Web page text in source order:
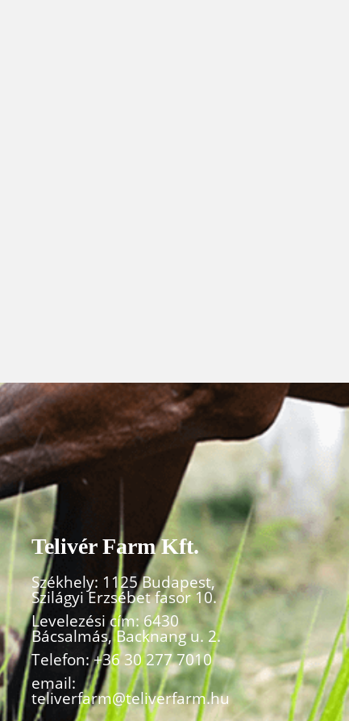
Telivér Farm Kft.
Székhely: 1125 Budapest,
Szilágyi Erzsébet fasor 10.
Levelezési cím: 6430
Bácsalmás, Backnang u. 2.
Telefon:+36 30 277 7010
email:
teliverfarm@teliverfarm.hu